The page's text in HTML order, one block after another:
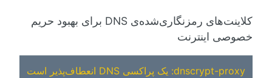
کلاینت‌های رمزنگاری‌شده‌ی DNS برای بهبود حریم
خصوصی اینترنت
dnscrypt-proxy: یک پراکسی DNS انعطاف‌پذیر است